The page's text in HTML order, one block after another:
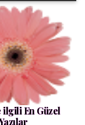
ilgili En Güzel